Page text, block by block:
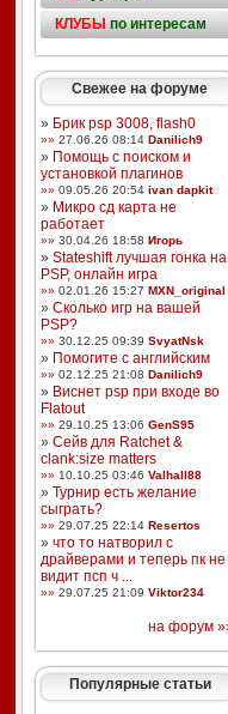
КЛУБЫ по интересам
Свежее на форуме
» Брик psp 3008, flash0
»» 27.06.26 08:14 Danilich9
» Помощь с поиском и
установкой плагинов
»» 09.05.26 20:54 ivan dapkit
» Микро сд карта не
работает
»» 30.04.26 18:58 Игорь
» Stateshift лучшая гонка на
PSP, онлайн игра
»» 02.01.26 15:27 MXN_original
» Сколько игр на вашей
PSP?
»» 30.12.25 09:39 SvyatNsk
» Помогите с английским
»» 02.12.25 21:08 Danilich9
» Виснет psp при входе во
Flatout
»» 29.10.25 13:06 GenS95
» Сейв для Ratchet &
clank:size matters
»» 10.10.25 03:46 Valhall88
» Турнир есть желание
сыграть?
»» 29.07.25 22:14 Resertos
» что то натворил с
драйверами и теперь пк не
видит псп ч ...
»» 29.07.25 21:09 Viktor234
на форум
Популярные статьи